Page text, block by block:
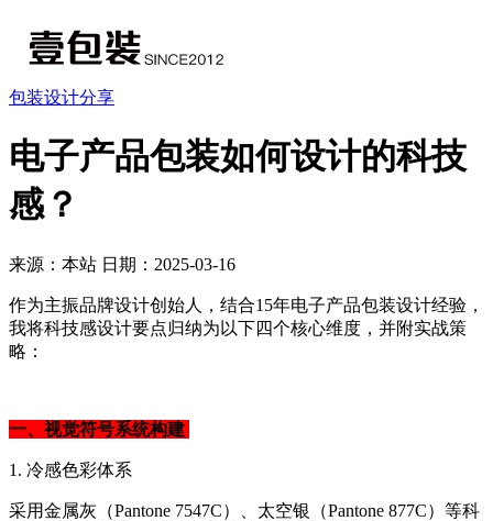
包装设计分享
电子产品包装如何设计的科技
感？
来源：本站 日期：2025-03-16
作为主振品牌设计创始人，结合15年电子产品包装设计经验，
我将科技感设计要点归纳为以下四个核心维度，并附实战策
略：
一、视觉符号系统构建
1. 冷感色彩体系
采用金属灰（Pantone 7547C）、太空银（Pantone 877C）等科